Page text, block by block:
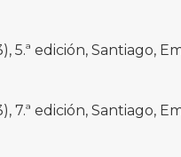
5.ª edición, Santiago,
7.ª edición, Santiago,